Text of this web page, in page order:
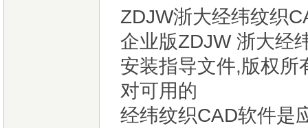
ZDJW浙大经纬纹织
企业版ZDJW 浙大经
安装指导文件,版权所
对可用的
经纬纹织CAD软件是